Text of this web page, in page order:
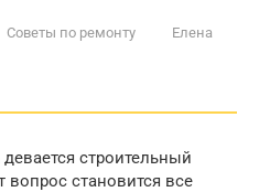
Советы по ремонту
Елена
строительный
вопрос становится все